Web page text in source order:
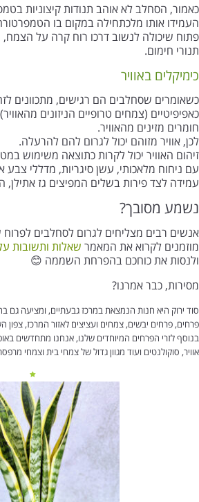
כאמור, הסחלב לא אוהב תנודות קיצוניות
העמידו אותו מלכתחילה במקום בו
פתוח שיכולה לנשוב דרכו רוח קרה על הצמח,
תנורי חימום.
כימיקלים באוויר
כשאומרים שסחלבים הם רגישים, מתכוונים
כאפיפיטיים (צמחים טרופיים הניזונים
חומרים מזינים מהאוויר.
לכן, אוויר מזוהם יכול לגרום להם להרעלה.
זיהום האוויר יכול לקרות כתוצאה משימוש
עם ניחוח מלאכותי, עשן סיגריות, מדללי צבע
עמידה לצד פירות בשלים המפיצים גז אתילן,
נשמע מסובך?
אנשים רבים מצליחים לגרום לסחלבים
מוזמנים לקרוא את המאמר שאלות ותשובות
ולנסות את כוחכם בהפרחת השממה 😊
מסירות, כבר אמרנו?
סוד ירוק היא חנות הנמצאת במרכז גבעתיים, ומציעה גם
פרחים, פרחים יבשים, צמחים ועציצים לאזור המרכז, צפון
בנוסף לזרי הפרחים המיוחדים שלנו, אנחנו מתחדשים
אוויר, סוקולנטים ועוד מגוון גדול של צמחי בית וצמחי